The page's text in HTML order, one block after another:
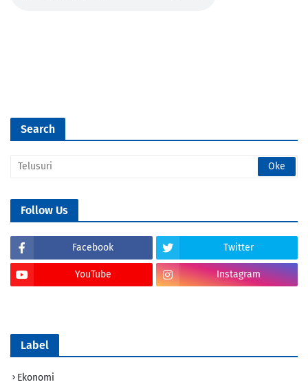
Search
Follow Us
Facebook Twitter
YouTube Instagram
Label
Ekonomi